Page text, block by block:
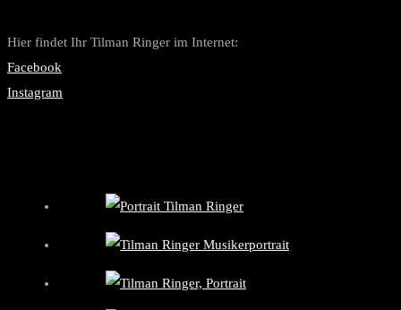
Hier findet Ihr Tilman Ringer im Internet:
Facebook
Instagram